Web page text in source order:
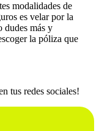
modalidades de
es velar por la
dudes más y
la póliza que
tus redes sociales!